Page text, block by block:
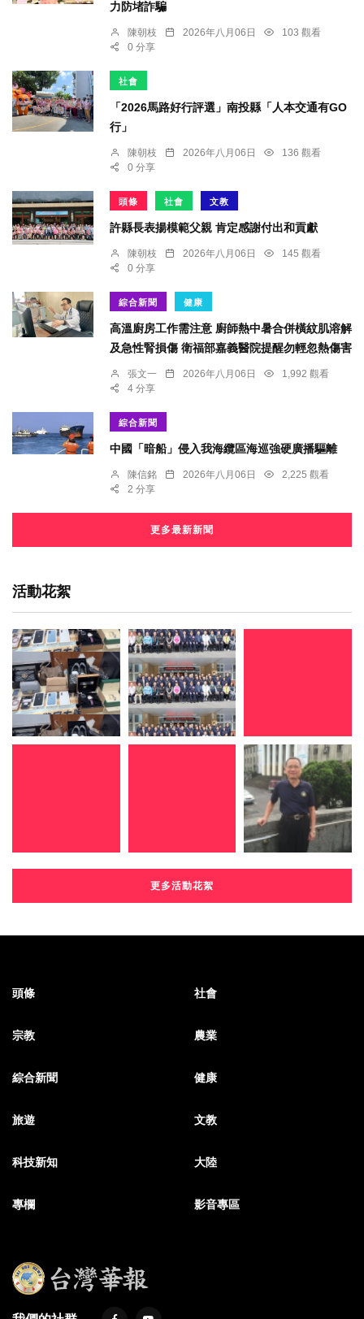
力防堵詐騙
陳朝枝 2026年八月06日
103 觀看
0 分享
社會
「2026馬路好行評選」南投縣「人本交通有GO
行」
陳朝枝 2026年八月06日
136 觀看
0 分享
頭條 社會 文教
許縣長表揚模範父親 肯定感謝付出和貢獻
陳朝枝 2026年八月06日
145 觀看
0 分享
綜合新聞 健康
高溫廚房工作需注意 廚師熱中暑合併橫紋肌溶解
及急性腎損傷 衛福部嘉義醫院提醒勿輕忽熱傷害
張文一 2026年八月06日
1,992 觀看
4 分享
綜合新聞
中國「暗船」侵入我海纜區海巡強硬廣播驅離
陳信銘 2026年八月06日
2,225 觀看
2 分享
更多最新新聞
活動花絮
更多活動花絮
頭條 社會
宗教 農業
綜合新聞 健康
旅遊 文教
科技新知 大陸
專欄 影音專區